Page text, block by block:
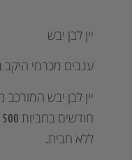
יין לבן יבש
ענבים מכרמי היקב
ללא חבית.